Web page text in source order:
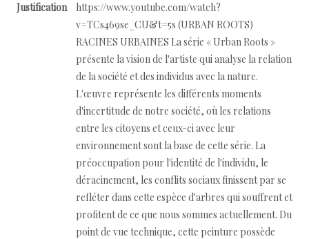
Justification
https://www.youtube.com/watch?
v=TCs469se_CU&t=5s (URBAN ROOTS)
RACINES URBAINES La série « Urban Roots »
présente la vision de l'artiste qui analyse la relation
de la société et des individus avec la nature.
L'œuvre représente les différents moments
d'incertitude de notre société, où les relations
entre les citoyens et ceux-ci avec leur
environnement sont la base de cette série. La
préoccupation pour l'identité de l'individu, le
déracinement, les conflits sociaux finissent par se
refléter dans cette espèce d'arbres qui souffrent et
profitent de ce que nous sommes actuellement. Du
point de vue technique, cette peinture possède